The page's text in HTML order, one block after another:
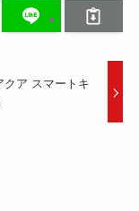
クア スマートキ